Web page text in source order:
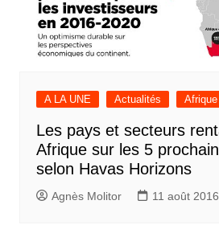
A LA UNE Actualités Afrique
Les pays et secteurs
Afrique sur les 5
selon Havas Horizons
Agnès Molitor 11 août 2016